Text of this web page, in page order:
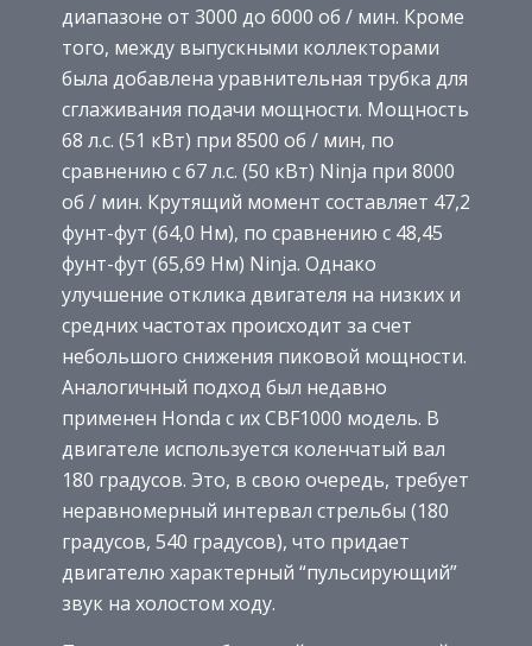
диапазоне от 3000 до 6000 об / мин. Кроме
того, между выпускными коллекторами
была добавлена ​​уравнительная трубка для
сглаживания подачи мощности. Мощность
68 л.с. (51 кВт) при 8500 об / мин, по
сравнению с 67 л.с. (50 кВт) Ninja при 8000
об / мин. Крутящий момент составляет 47,2
фунт-фут (64,0 Нм), по сравнению с 48,45
фунт-фут (65,69 Нм) Ninja. Однако
улучшение отклика двигателя на низких и
средних частотах происходит за счет
небольшого снижения пиковой мощности.
Аналогичный подход был недавно
применен Honda с их CBF1000 модель. В
двигателе используется коленчатый вал
180 градусов. Это, в свою очередь, требует
неравномерный интервал стрельбы (180
градусов, 540 градусов), что придает
двигателю характерный “пульсирующий”
звук на холостом ходу.